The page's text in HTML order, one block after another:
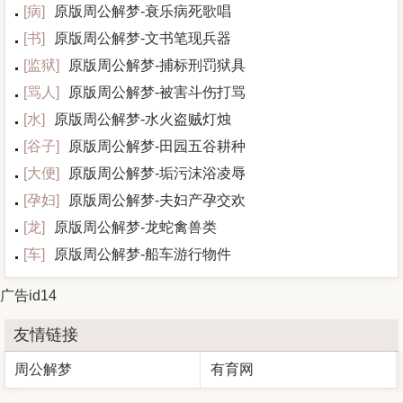
[病]
原版周公解梦-衰乐病死歌唱
[书]
原版周公解梦-文书笔现兵器
[监狱]
原版周公解梦-捕标刑罚狱具
[骂人 ]
原版周公解梦-被害斗伤打骂
[水]
原版周公解梦-水火盗贼灯烛
[谷子]
原版周公解梦-田园五谷耕种
[大便]
原版周公解梦-垢污沫浴凌辱
[孕妇]
原版周公解梦-夫妇产孕交欢
[龙]
原版周公解梦-龙蛇禽兽类
[车] 原版周公解梦-船车游行物件
广告id14
友情链接
周公解梦 有育网